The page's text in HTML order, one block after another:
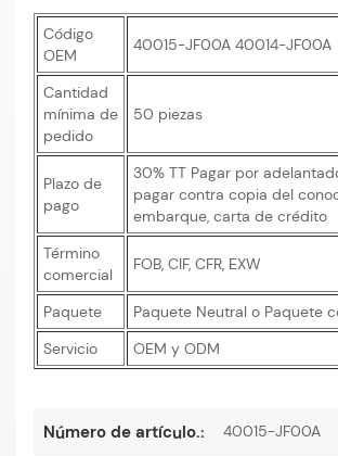
Código
OEM
40015-JF00A 40014-JF00A
Cantidad
mínima de
pedido
50 piezas
Plazo de
pago
30% TT Pagar por
pagar contra copia del
embarque, carta de crédito
Término
comercial
FOB, CIF, CFR, EXW
Paquete
Paquete Neutral o Paquete
Servicio
OEM y ODM
Número de artículo.: 40015-JF00A